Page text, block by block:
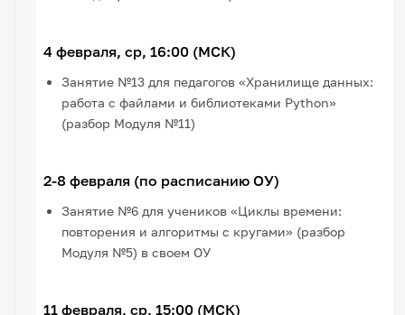
4 февраля, ср, 16:00 (МСК)
Занятие №13 для педагогов «Хранилище данных:
работа с файлами и библиотеками Python»
(разбор Модуля №11)
2-8 февраля (по расписанию ОУ)
Занятие №6 для учеников «Циклы времени:
повторения и алгоритмы с кругами» (разбор
Модуля №5) в своем ОУ
11 февраля, ср, 15:00 (МСК)